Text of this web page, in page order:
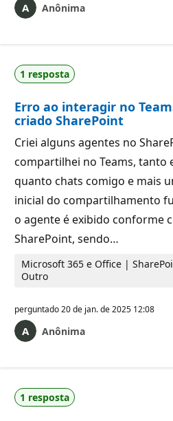
Anônima
1 resposta
Erro ao interagir no
criado SharePoint
Criei alguns agentes no
compartilhei no Teams, tanto
quanto chats comigo e mais
inicial do compartilhamento
o agente é exibido conforme
SharePoint, sendo…
Microsoft 365 e Office |
Outro
perguntado20 de jan. de 2025 12:08
Anônima
1 resposta